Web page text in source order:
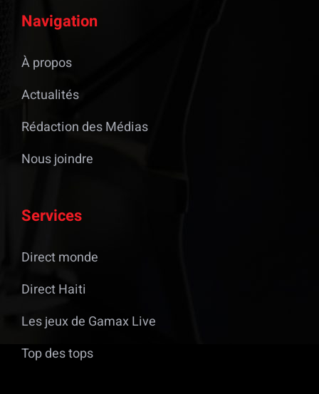
Navigation
À propos
Actualités
Rédaction des Médias
Nous joindre
Services
Direct monde
Direct Haiti
Les jeux de Gamax Live
Top des tops